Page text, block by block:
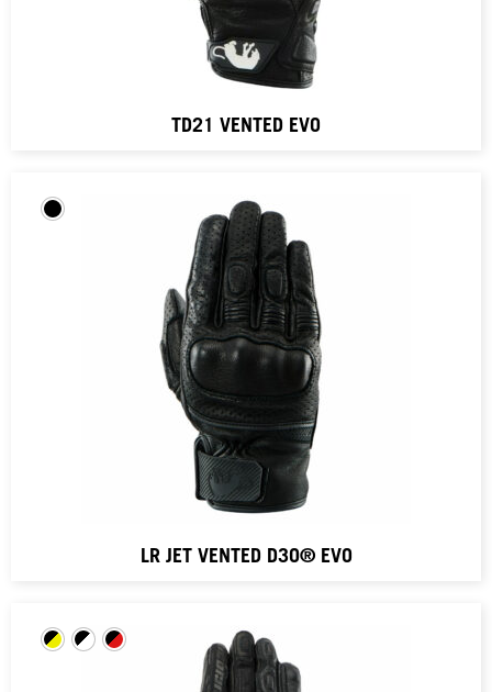
TD21 VENTED EVO
LR JET VENTED D3O® EVO